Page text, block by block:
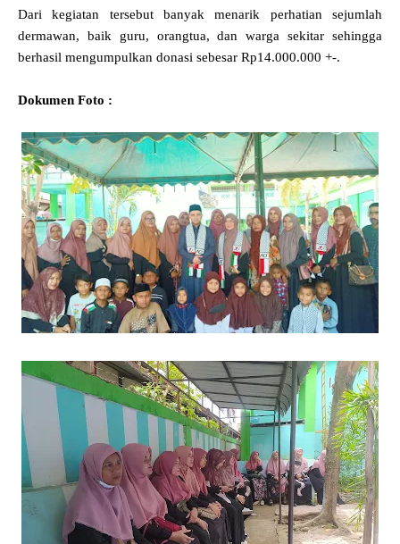
Dari kegiatan tersebut banyak menarik perhatian sejumlah
dermawan, baik guru, orangtua, dan warga sekitar sehingga
berhasil mengumpulkan donasi sebesar Rp14.000.000 +-.
Dokumen Foto :